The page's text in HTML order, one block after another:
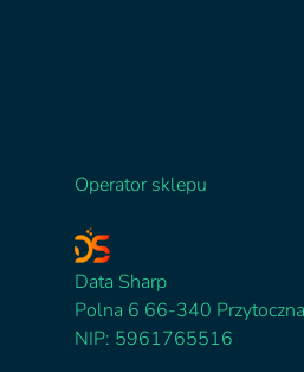
Operator sklepu
Data Sharp
Polna 6 66-340 Przytoczna
NIP: 5961765516